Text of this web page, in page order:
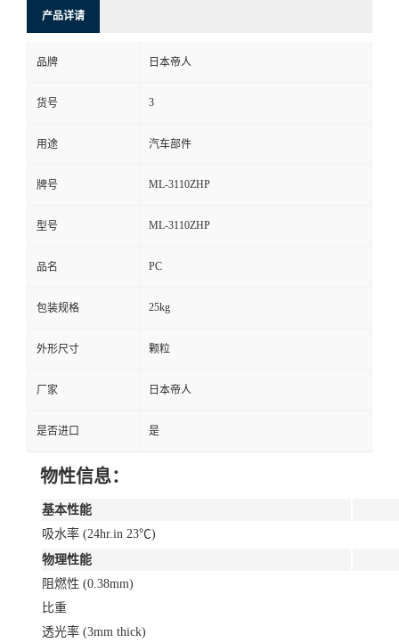
产品详请
品牌 日本帝人
货号 3
用途 汽车部件
牌号 ML-3110ZHP
型号 ML-3110ZHP
品名 PC
包装规格 25kg
外形尺寸 颗粒
厂家 日本帝人
是否进口 是
物性信息：
基本性能
吸水率 (24hr.in 23℃)
物理性能
阻燃性 (0.38mm)
比重
透光率 (3mm thick)